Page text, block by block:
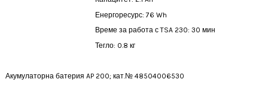
Енергоресурс: 76 Wh
Време за работа с TSA 230: 30 мин
Тегло: 0.8 кг
Акумулаторна батерия AP 200; кат.№ 48504006530